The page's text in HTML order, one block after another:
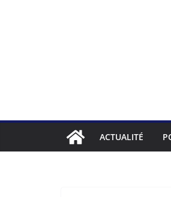
ACTUALITÉ